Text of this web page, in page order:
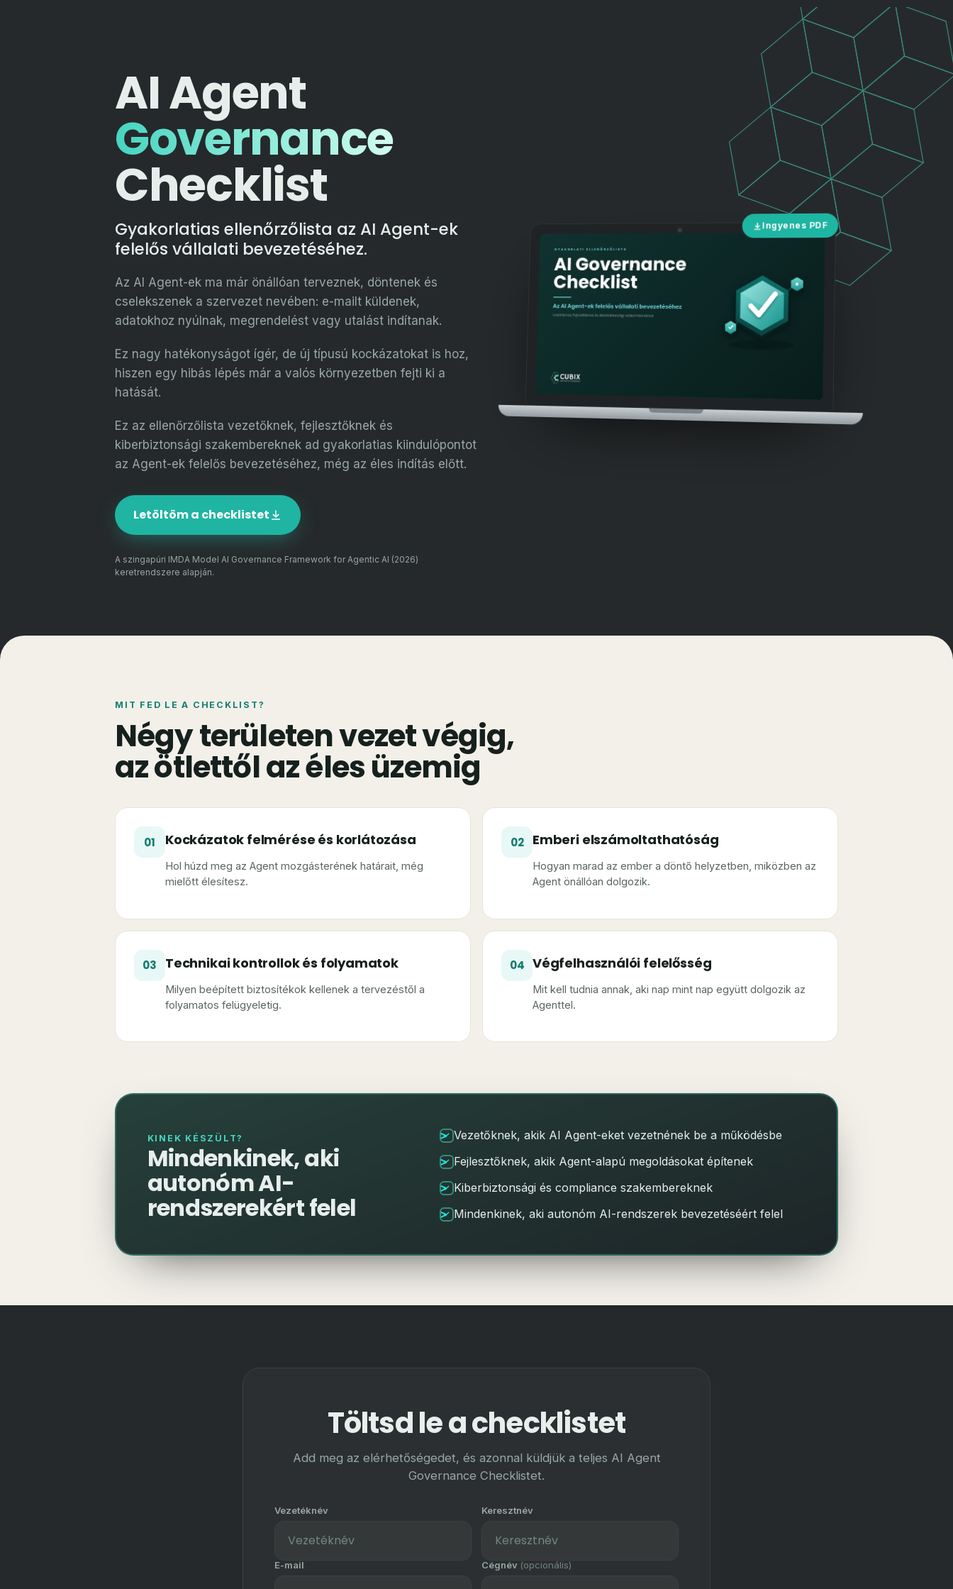
AI Agent
Governance
Checklist
Gyakorlatias ellenőrzőlista az AI Agent-ek
felelős vállalati bevezetéséhez.
Az AI Agent-ek ma már önállóan terveznek, döntenek és
cselekszenek a szervezet nevében: e-mailt küldenek,
adatokhoz nyúlnak, megrendelést vagy utalást indítanak.
Ez nagy hatékonyságot ígér, de új típusú kockázatokat is hoz,
hiszen egy hibás lépés már a valós környezetben fejti ki a
hatását.
Ez az ellenőrzőlista vezetőknek, fejlesztőknek és
kiberbiztonsági szakembereknek ad gyakorlatias kiindulópontot
az Agent-ek felelős bevezetéséhez, még az éles indítás előtt.
Letöltöm a checklistet
A szingapúri IMDA Model AI Governance Framework for Agentic AI (2026)
keretrendszere alapján.
Ingyenes PDF
MIT FED LE A CHECKLIST?
Négy területen vezet végig,
az ötlettől az éles üzemig
01 Kockázatok felmérése és korlátozása
Hol húzd meg az Agent mozgásterének határait, még
mielőtt élesítesz.
02 Emberi elszámoltathatóság
Hogyan marad az ember a döntő helyzetben, miközben az
Agent önállóan dolgozik.
03 Technikai kontrollok és folyamatok
Milyen beépített biztosítékok kellenek a tervezéstől a
folyamatos felügyeletig.
04 Végfelhasználói felelősség
Mit kell tudnia annak, aki nap mint nap együtt dolgozik az
Agenttel.
KINEK KÉSZÜLT?
Mindenkinek, aki
autonóm AI-
rendszerekért felel
Vezetőknek, akik AI Agent-eket vezetnének be a működésbe
Fejlesztőknek, akik Agent-alapú megoldásokat építenek
Kiberbiztonsági és compliance szakembereknek
Mindenkinek, aki autonóm AI-rendszerek bevezetéséért felel
Töltsd le a checklistet
Add meg az elérhetőségedet, és azonnal küldjük a teljes AI Agent
Governance Checklistet.
Vezetéknév Keresztnév
E-mail Cégnév (opcionális)